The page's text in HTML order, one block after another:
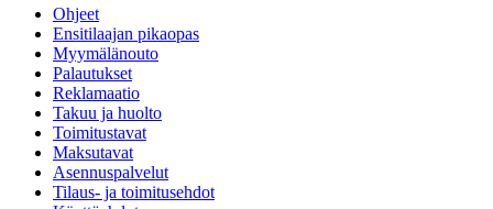
Ohjeet
Ensitilaajan pikaopas
Myymälänouto
Palautukset
Reklamaatio
Takuu ja huolto
Toimitustavat
Maksutavat
Asennuspalvelut
Tilaus- ja toimitusehdot